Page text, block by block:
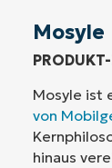
Mosyle
Mosyle ist
von
hinaus